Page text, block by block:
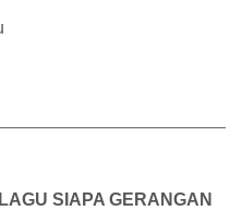
SIAPA GERANGAN